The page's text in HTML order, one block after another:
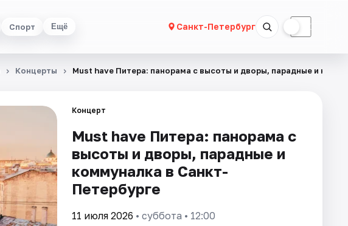
Спорт Ещё Санкт-Петербург ☾
Концерты Must have Питера: панорама с высоты и дворы, парадные и
Концерт
Must have Питера: панорама с
высоты и дворы, парадные и
коммуналка в Санкт-
Петербурге
11 июля 2026 • суббота • 12:00